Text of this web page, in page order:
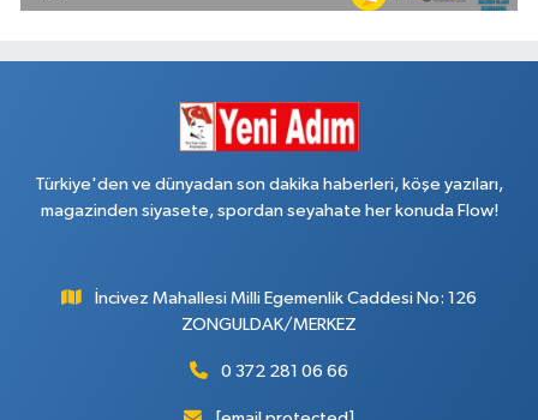
Türkiye'den ve dünyadan son dakika haberleri, köşe yazıları,
magazinden siyasete, spordan seyahate her konuda Flow!
İncivez Mahallesi Milli Egemenlik Caddesi No: 126
ZONGULDAK/MERKEZ
0 372 281 06 66